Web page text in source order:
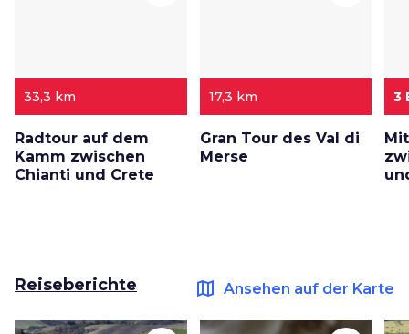
33,3 km
Radtour auf dem
Kamm zwischen
Chianti und Crete
17,3 km
Gran Tour des Val di
Merse
3
Reiseberichte map Ansehen auf der Karte